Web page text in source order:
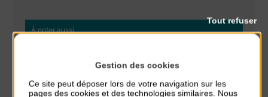
À noter aussi
Place du Général de Gaulle
Gestion des cookies
Ce site peut déposer lors de votre navigation sur les
pages des cookies et des technologies similaires. Nous
Tout refuser